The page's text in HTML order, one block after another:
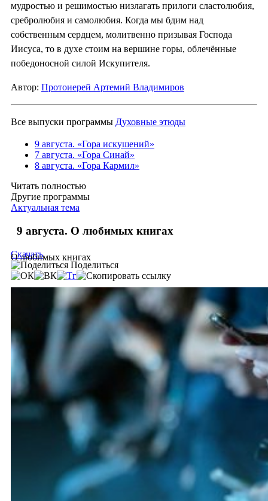
мудростью и решимостью низлагать прилоги сластолюбия,
сребролюбия и самолюбия. Когда мы бдим над
собственным сердцем, молитвенно призывая Господа
Иисуса, то в духе стоим на вершине горы, облечённые
победоносной силой Искупителя.
Автор: Протоиерей Артемий Владимиров
Все выпуски программы Духовные этюды
9 августа. «Гора искушений»
7 августа. «Гора Синай»
8 августа. «Гора Кармил»
Читать полностью
Другие программы
Актуальная тема
9 августа. О любимых книгах
О любимых книгах
Скачать
Поделиться